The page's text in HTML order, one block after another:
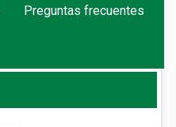
Preguntas frecuentes